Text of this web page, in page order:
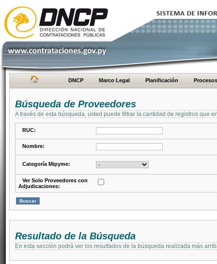
DNCP Marco Legal Planificación Procesos
Búsqueda de Proveedores
A través de esta búsqueda, usted puede filtrar la cantidad de registros que
RUC:
Nombre:
Categoría Mipyme:
Ver Solo Proveedores con
Adjudicaciones:
Resultado de la Búsqueda
En esta sección podrá ver los resultados de la búsqueda realizada más